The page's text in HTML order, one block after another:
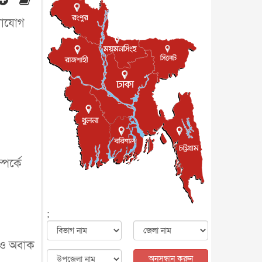
অবাক
আকাশে ট্রাম্পের হেলিকপ্টার ও
যাত্রীবাহী বিমান মুখোমুখি, তদন্...
আন্তর্জাতিক ৬ আগস্ট, ২০২৬
হিরোশিমায় বোমা হামলার ৮১
বছর, অস্ত্রমুক্ত বিশ্বের আহ্বান জা...
আন্তর্জাতিক ৬ আগস্ট, ২০২৬
যুক্তরাষ্ট্রে পারিবারিক সংঘাতে
বন্দুক হামলা, নিহত ৩
আন্তর্জাতিক ৬ আগস্ট, ২০২৬
টি-টোয়েন্টি ইতিহাসের সর্বোচ্চ
রানের মালিক এখন জস বাটলার
৬ আগস্ট, ২০২৬
বিনোদন ৬ আগস্ট, ২০২৬
জাতীয়তাবাদী কুলাউড়াবাসীর মত
;
অনুসন্ধান করুন